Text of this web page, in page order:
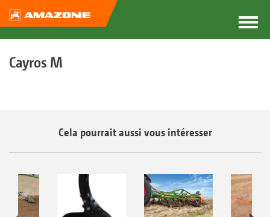
Cayros M
Cela pourrait aussi vous intéresser